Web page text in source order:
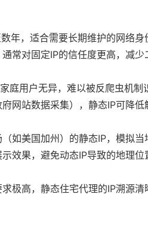
年，适合需要长期维护的网络
常对固定IP的信任度更高，减少
庭用户无异，难以被反爬虫机制
网站数据采集），静态IP可降低
如美国加州）的静态IP，模拟当
效果，避免动态IP导致的地理位
极高，静态住宅代理的IP溯源清